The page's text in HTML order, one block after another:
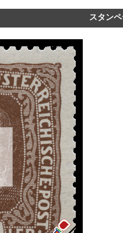
スタン